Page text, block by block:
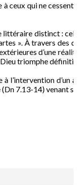
ceux qui ne cessent
distinct :
». À travers des
d’une
triomphe
à l’intervention
(Dn 7.13-14) venant